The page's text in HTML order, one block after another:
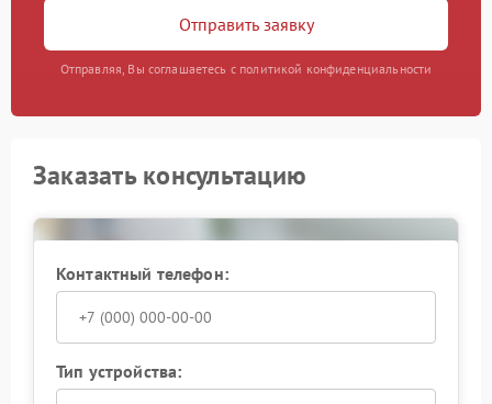
Отправить заявку
Отправляя, Вы соглашаетесь с политикой конфиденциальности
Заказать консультацию
Контактный телефон:
Тип устройства: